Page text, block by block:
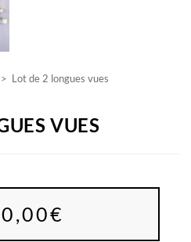
> Lot de 2 longues vues
VUES
€